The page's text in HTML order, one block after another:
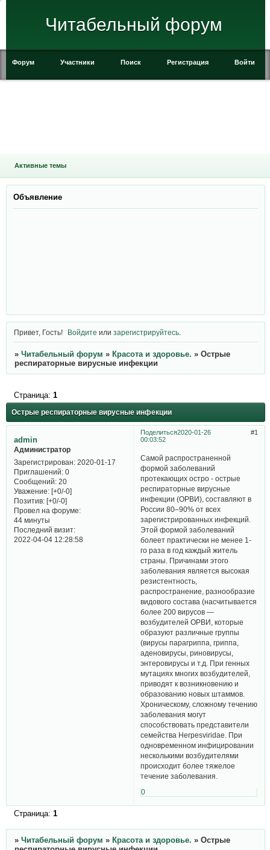
Читабельный форум
Форум Участники Поиск Регистрация Войти
Активные темы
Объявление
Привет, Гость! Войдите илизарегистрируйтесь
» Читабельный форум » Красота и здоровье. » Острые
респираторные вирусные инфекции
Острые респираторные вирусные инфекции
Страница: 1
Поделиться 1
2020-01-26
00:03:52
admin
Администратор
Зарегистрирован: 2020-01-17
Приглашений:0
Сообщений:20
Уважение: [+0/-0]
Позитив: [+0/-0]
Провел на форуме:
44 минуты
Последний визит:
2022-04-04 12:28:58
Cамой распространенной
формой заболеваний
протекающих остро - острые
респираторные вирусные
инфекции (ОРВИ), составляют в
России 80–90% от всех
зарегистрированных инфекций.
Этой формой заболеваний
болеет практически не менее 1-
го раза в год каждый житель
страны. Причинами этого
заболевания является высокая
резистентность,
распространение, разнообразие
видового состава (насчитывается
более 200 вирусов —
возбудителей ОРВИ, которые
образуют различные группы
(вирусы парагриппа, гриппа,
аденовирусы, риновирусы,
энтеровирусы и т.д. При генных
мутациях многих возбудителей,
приводят к возникновению и
образованию новых штаммов.
Хроническому, сложному течению
заболевания могут
способствовать представители
семейства Herpesviridae. При
одновременном инфицировании
несколькими возбудителями
происходит более тяжелое
течение заболевания.
0
Страница: 1
» Читабельный форум » Красота и здоровье. » Острые